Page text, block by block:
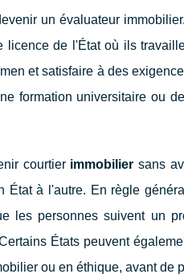
un évaluateur
licence de l'État où ils
et satisfaire à des
formation universitaire ou
courtier immobilier sans
État à l'autre. En règle
les personnes suivent un
États peuvent
ou en éthique, avant de